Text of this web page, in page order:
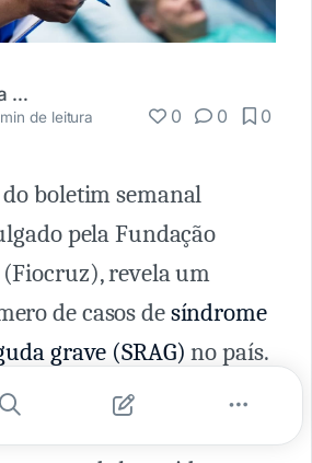
Academia Médica
de leitura 0 0 0
boletim semanal
pela Fundação
revela um
de casos desíndrome
grave (SRAG)no país.
indicam a